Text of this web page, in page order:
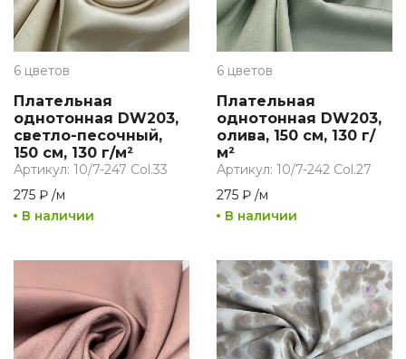
6 цветов
Плательная
однотонная DW203,
светло-песочный,
150 см, 130 г/м²
Артикул: 10/7-247 Col.33
275 ₽ /м
В наличии
6 цветов
Плательная
однотонная DW203,
олива, 150 см, 130 г/
м²
Артикул: 10/7-242 Col.27
275 ₽ /м
В наличии